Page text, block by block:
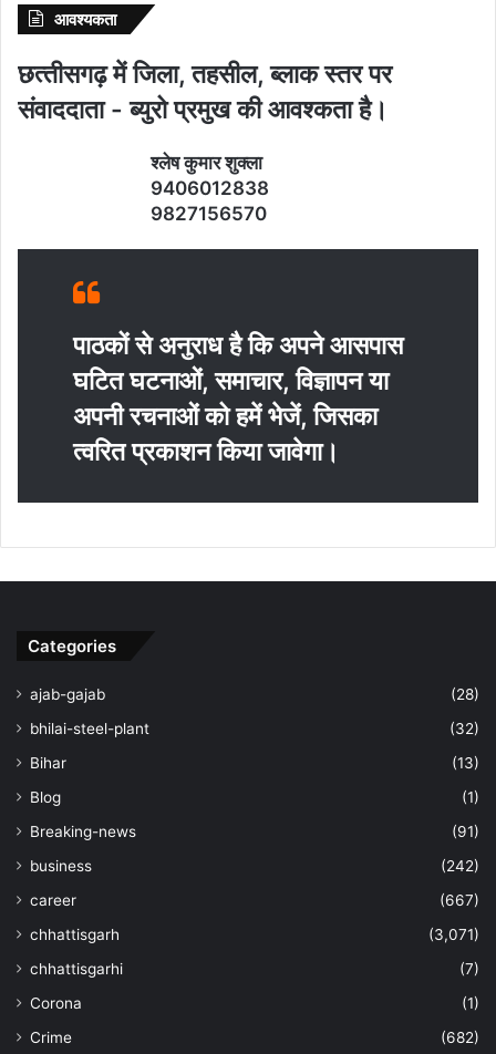
आवश्‍यकता
छत्‍तीसगढ़ में जिला, तहसील, ब्‍लाक स्‍तर पर
संवाददाता - ब्‍युरो प्रमुख की आवश्‍कता है।
श्‍लेष कुमार शुक्‍ला
9406012838
9827156570
पाठकों से अनुराध है कि अपने आसपास
घटित घटनाओं, समाचार, विज्ञापन या
अपनी रचनाओं को हमें भेजें, जिसका
त्‍वरित प्रकाशन किया जावेगा।
Categories
ajab-gajab
(28)
bhilai-steel-plant
(32)
Bihar
(13)
Blog
(1)
Breaking-news
(91)
business
(242)
career
(667)
chhattisgarh
(3,071)
chhattisgarhi
(7)
Corona
(1)
Crime
(682)